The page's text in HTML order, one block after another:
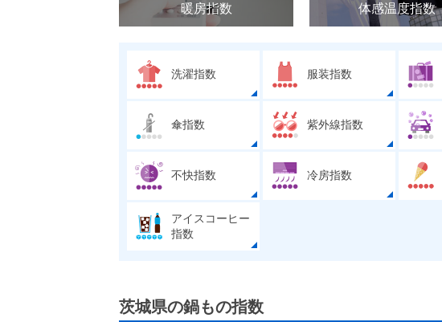
暖房指数 体感温度指数
洗濯指数 服装指数
傘指数 紫外線指数
不快指数 冷房指数
アイスコーヒー
指数
茨城県の鍋もの指数